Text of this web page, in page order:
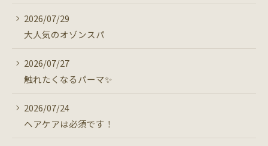
2026/07/29
大人気のオゾンスパ
2026/07/27
触れたくなるパーマ✨
2026/07/24
ヘアケアは必須です！